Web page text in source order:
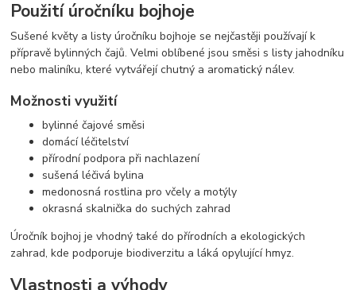
Použití úročníku bojhoje
Sušené květy a listy úročníku bojhoje se nejčastěji používají k
přípravě bylinných čajů. Velmi oblíbené jsou směsi s listy jahodníku
nebo maliníku, které vytvářejí chutný a aromatický nálev.
Možnosti využití
bylinné čajové směsi
domácí léčitelství
přírodní podpora při nachlazení
sušená léčivá bylina
medonosná rostlina pro včely a motýly
okrasná skalnička do suchých zahrad
Úročník bojhoj je vhodný také do přírodních a ekologických
zahrad, kde podporuje biodiverzitu a láká opylující hmyz.
Vlastnosti a výhody